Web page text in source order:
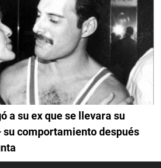
a su ex que se llevara su
comportamiento después